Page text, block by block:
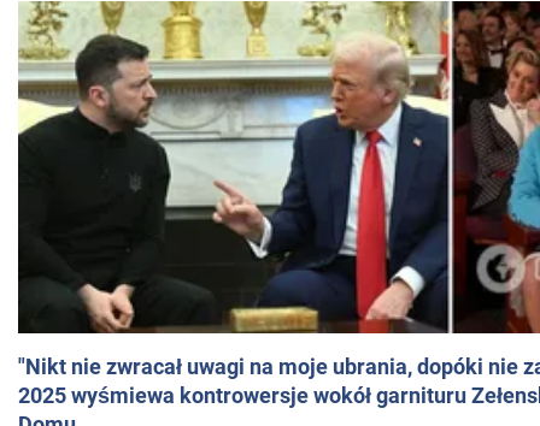
"Nikt nie zwracał uwagi na moje ubrania, dopóki nie
2025 wyśmiewa kontrowersje wokół garnituru